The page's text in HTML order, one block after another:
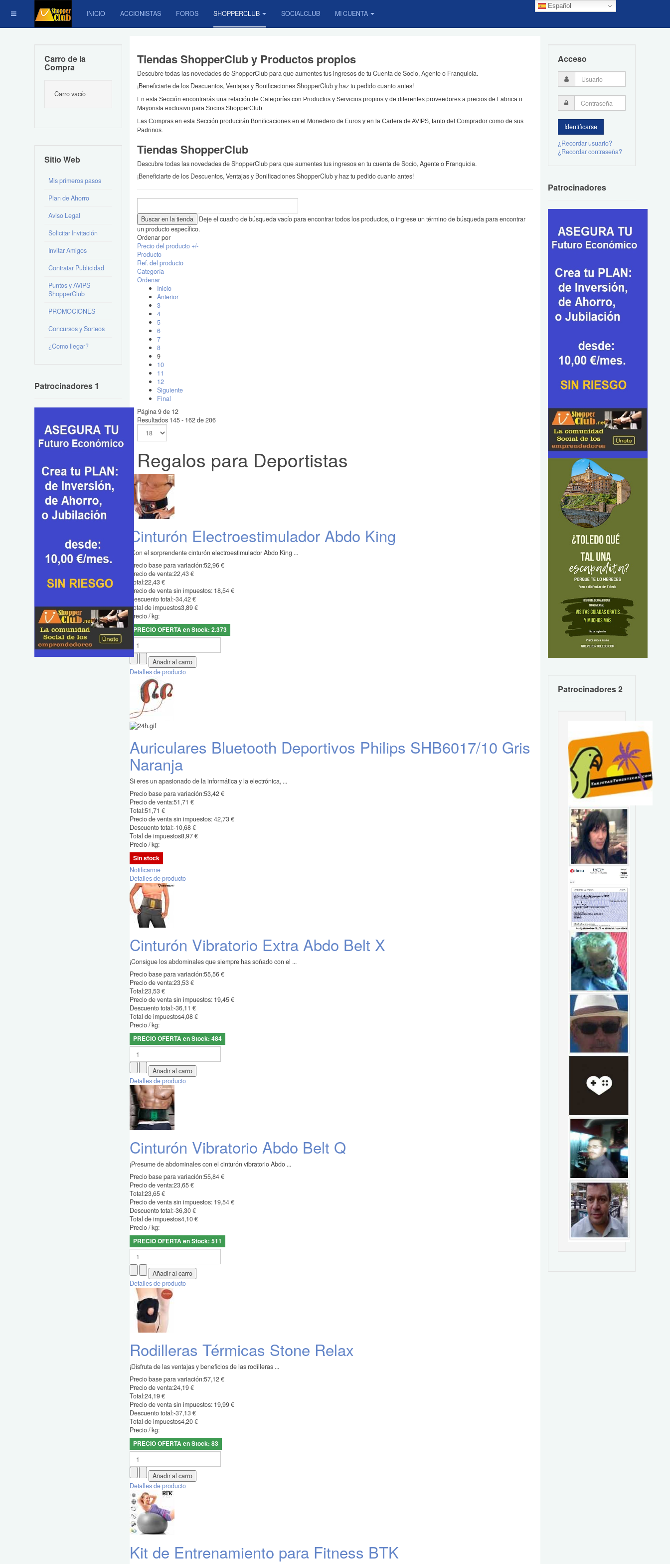
Español
INICIO ACCIONISTAS FOROS SHOPPERCLUB SOCIALCLUB MI CUENTA
Tiendas ShopperClub y Productos propios
Descubre todas las novedades de ShopperClub para que aumentes tus ingresos de tu Cuenta de Socio, Agente o Franquicia.
¡Beneficiarte de los Descuentos, Ventajas y Bonificaciones ShopperClub y haz tu pedido cuanto antes!
En esta Sección encontrarás una relación de Categorías con Productos y Servicios propios y de diferentes proveedores a precios de Fabrica o
Mayorista exclusivo para Socios ShopperClub.
Las Compras en esta Sección producirán Bonificaciones en el Monedero de Euros y en la Cartera de AVIPS, tanto del Comprador como de sus
Padrinos.
Tiendas ShopperClub
Descubre todas las novedades de ShopperClub para que aumentes tus ingresos en tu cuenta de Socio, Agente o Franquicia.
¡Beneficiarte de los Descuentos, Ventajas y Bonificaciones ShopperClub y haz tu pedido cuanto antes!
Deje el cuadro de búsqueda vacío para encontrar todos los productos, o ingrese un término de búsqueda para encontrar
un producto específico.
Ordenar por
Precio del producto +/-
Producto
Ref. del producto
Categoría
Ordenar
Inicio
Anterior
3
4
5
6
7
8
9
10
11
12
Siguiente
Final
Página 9 de 12
Resultados 145 - 162 de 206
Regalos para Deportistas
Cinturón Electroestimulador Abdo King
¡Con el sorprendente cinturón electroestimulador Abdo King ...
Precio base para variación:52,96 €
Precio de venta:22,43 €
Total:22,43 €
Precio de venta sin impuestos: 18,54 €
Descuento total:-34,42 €
Total de impuestos3,89 €
Precio / kg:
PRECIO OFERTA en Stock: 2.373
Detalles de producto
Auriculares Bluetooth Deportivos Philips SHB6017/10 Gris
Naranja
Si eres un apasionado de la informática y la electrónica, ...
Precio base para variación:53,42 €
Precio de venta:51,71 €
Total:51,71 €
Precio de venta sin impuestos:42,73 €
Descuento total:-10,68 €
Total de impuestos8,97 €
Precio / kg:
Sin stock
Notificarme
Detalles de producto
Cinturón Vibratorio Extra Abdo Belt X
¡Consigue los abdominales que siempre has soñado con el ...
Precio base para variación:55,56 €
Precio de venta:23,53 €
Total:23,53 €
Precio de venta sin impuestos: 19,45 €
Descuento total:-36,11 €
Total de impuestos4,08 €
Precio / kg:
PRECIO OFERTA en Stock: 484
Detalles de producto
Cinturón Vibratorio Abdo Belt Q
¡Presume de abdominales con el cinturón vibratorio Abdo ...
Precio base para variación:55,84 €
Precio de venta:23,65 €
Total:23,65 €
Precio de venta sin impuestos: 19,54 €
Descuento total:-36,30 €
Total de impuestos4,10 €
Precio / kg:
PRECIO OFERTA en Stock: 511
Detalles de producto
Rodilleras Térmicas Stone Relax
¡Disfruta de las ventajas y beneficios de las rodilleras ...
Precio base para variación:57,12 €
Precio de venta:24,19 €
Total:24,19 €
Precio de venta sin impuestos: 19,99 €
Descuento total:-37,13 €
Total de impuestos4,20 €
Precio / kg:
PRECIO OFERTA en Stock: 83
Detalles de producto
Kit de Entrenamiento para Fitness BTK
Carro de la
Compra
Carro vacío
Sitio Web
Mis primeros pasos
Plan de Ahorro
Aviso Legal
Solicitar Invitación
Invitar Amigos
Contratar Publicidad
Puntos y AVIPS
ShopperClub
PROMOCIONES
Concursos y Sorteos
¿Como llegar?
Patrocinadores 1
Acceso
¿Recordar usuario?
¿Recordar contraseña?
Patrocinadores
Patrocinadores 2